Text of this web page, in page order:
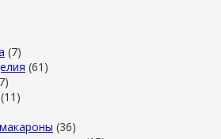
(7)
(61)
(11)
(36)